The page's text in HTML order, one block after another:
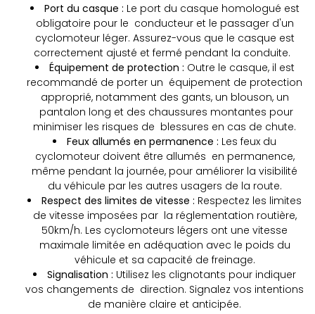
Port du casque : Le port du casque homologué est
obligatoire pour le conducteur et le passager d'un
cyclomoteur léger. Assurez-vous que le casque est
correctement ajusté et fermé pendant la conduite.
Équipement de protection : Outre le casque, il est
recommandé de porter un équipement de protection
approprié, notamment des gants, un blouson, un
pantalon long et des chaussures montantes pour
minimiser les risques de blessures en cas de chute.
Feux allumés en permanence : Les feux du
cyclomoteur doivent être allumés en permanence,
même pendant la journée, pour améliorer la visibilité
du véhicule par les autres usagers de la route.
Respect des limites de vitesse : Respectez les limites
de vitesse imposées par la réglementation routière,
50km/h. Les cyclomoteurs légers ont une vitesse
maximale limitée en adéquation avec le poids du
véhicule et sa capacité de freinage.
Signalisation : Utilisez les clignotants pour indiquer
vos changements de direction. Signalez vos intentions
de manière claire et anticipée.